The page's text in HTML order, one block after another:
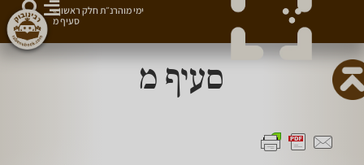
סעיף מ
ימי מוהרנ״ת חלק ראשון»
סעיף מ